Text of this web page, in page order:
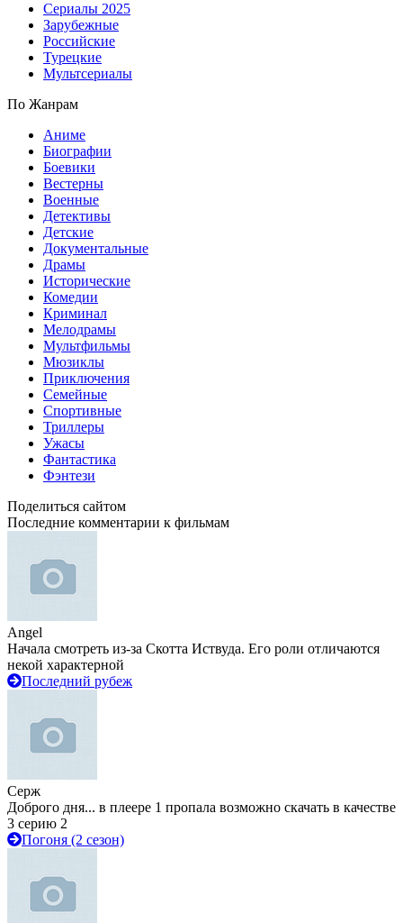
Сериалы 2025
Зарубежные
Российские
Турецкие
Мультсериалы
По Жанрам
Аниме
Биографии
Боевики
Вестерны
Военные
Детективы
Детские
Документальные
Драмы
Исторические
Комедии
Криминал
Мелодрамы
Мультфильмы
Мюзиклы
Приключения
Семейные
Спортивные
Триллеры
Ужасы
Фантастика
Фэнтези
Поделиться сайтом
Последние комментарии к фильмам
Angel
Начала смотреть из-за Скотта Иствуда. Его роли отличаются
некой характерной
Последний рубеж
Серж
Доброго дня... в плеере 1 пропала возможно скачать в качестве
3 серию 2
Погоня (2 сезон)